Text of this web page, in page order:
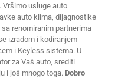
Vršimo usluge auto
auto klima, dijagnostike
renomiranim partnerima
izradom i kodiranjem
i Keyless sistema. U
za Vaš auto, srediti
i još mnogo toga. Dobro